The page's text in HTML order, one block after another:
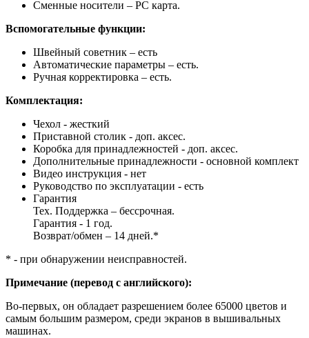
Сменные носители – PС карта.
Вспомогательные функции:
Швейный советник – есть
Автоматические параметры – есть.
Ручная корректировка – есть.
Комплектация:
Чехол - жесткий
Приставной столик - доп. аксес.
Коробка для принадлежностей - доп. аксес.
Дополнительные принадлежности - основной комплект
Видео инструкция - нет
Руководство по эксплуатации - есть
Гарантия
Тех. Поддержка – бессрочная.
Гарантия - 1 год.
Возврат/обмен – 14 дней.*
* - при обнаружении неисправностей.
Примечание (перевод с английского):
Во-первых, он обладает разрешением более 65000 цветов и
самым большим размером, среди экранов в вышивальных
машинах.